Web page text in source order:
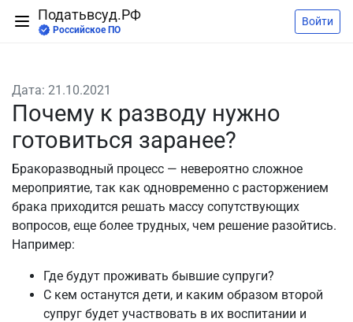
Податьвсуд.РФ
Российское ПО
Войти
Дата: 21.10.2021
Почему к разводу нужно
готовиться заранее?
Бракоразводный процесс — невероятно сложное
мероприятие, так как одновременно с расторжением
брака приходится решать массу сопутствующих
вопросов, еще более трудных, чем решение разойтись.
Например:
Где будут проживать бывшие супруги?
С кем останутся дети, и каким образом второй
супруг будет участвовать в их воспитании и